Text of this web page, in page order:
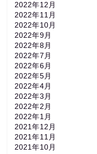
2022年12月
2022年11月
2022年10月
2022年9月
2022年8月
2022年7月
2022年6月
2022年5月
2022年4月
2022年3月
2022年2月
2022年1月
2021年12月
2021年11月
2021年10月